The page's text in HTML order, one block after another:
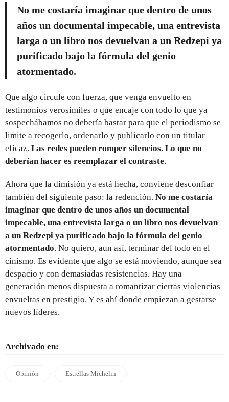
No me costaría imaginar que dentro de unos
años un documental impecable, una entrevista
larga o un libro nos devuelvan a un Redzepi ya
purificado bajo la fórmula del genio
atormentado.
Que algo circule con fuerza, que venga envuelto en
testimonios verosímiles o que encaje con todo lo que ya
sospechábamos no debería bastar para que el periodismo se
limite a recogerlo, ordenarlo y publicarlo con un titular
eficaz. Las redes pueden romper silencios. Lo que no
deberían hacer es reemplazar el contraste.
Ahora que la dimisión ya está hecha, conviene desconfiar
también del siguiente paso: la redención. No me costaría
imaginar que dentro de unos años un documental
impecable, una entrevista larga o un libro nos devuelvan
a un Redzepi ya purificado bajo la fórmula del genio
atormentado. No quiero, aun así, terminar del todo en el
cinismo. Es evidente que algo se está moviendo, aunque sea
despacio y con demasiadas resistencias. Hay una
generación menos dispuesta a romantizar ciertas violencias
envueltas en prestigio. Y es ahí donde empiezan a gestarse
nuevos líderes.
Archivado en:
Opinión Estrellas Michelin